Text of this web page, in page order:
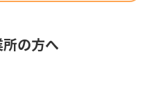
の方へ